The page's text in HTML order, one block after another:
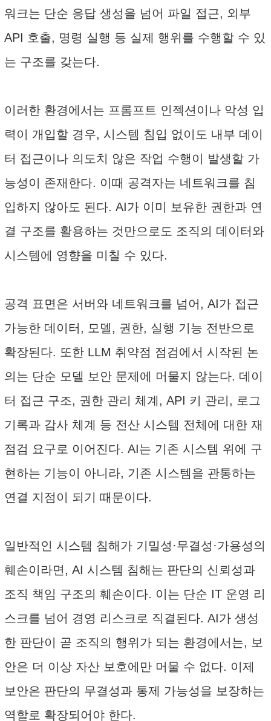
워크는 단순 응답 생성을 넘어 파일 접근, 외부
API 호출, 명령 실행 등 실제 행위를 수행할 수 있
는 구조를 갖는다.
이러한 환경에서는 프롬프트 인젝션이나 악성 입
력이 개입할 경우, 시스템 침입 없이도 내부 데이
터 접근이나 의도치 않은 작업 수행이 발생할 가
능성이 존재한다. 이때 공격자는 네트워크를 침
입하지 않아도 된다. AI가 이미 보유한 권한과 연
결 구조를 활용하는 것만으로도 조직의 데이터와
시스템에 영향을 미칠 수 있다.
공격 표면은 서버와 네트워크를 넘어, AI가 접근
가능한 데이터, 모델, 권한, 실행 기능 전반으로
확장된다. 또한 LLM 취약점 점검에서 시작된 논
의는 단순 모델 보안 문제에 머물지 않는다. 데이
터 접근 구조, 권한 관리 체계, API 키 관리, 로그
기록과 감사 체계 등 전산 시스템 전체에 대한 재
점검 요구로 이어진다. AI는 기존 시스템 위에 구
현하는 기능이 아니라, 기존 시스템을 관통하는
연결 지점이 되기 때문이다.
일반적인 시스템 침해가 기밀성·무결성·가용성의
훼손이라면, AI 시스템 침해는 판단의 신뢰성과
조직 책임 구조의 훼손이다. 이는 단순 IT 운영 리
스크를 넘어 경영 리스크로 직결된다. AI가 생성
한 판단이 곧 조직의 행위가 되는 환경에서는, 보
안은 더 이상 자산 보호에만 머물 수 없다. 이제
보안은 판단의 무결성과 통제 가능성을 보장하는
역할로 확장되어야 한다.